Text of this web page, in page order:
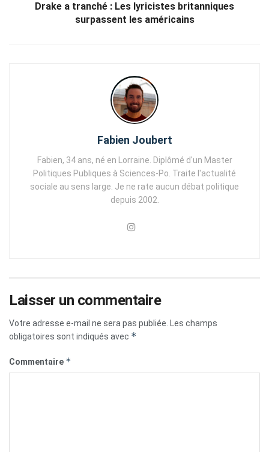
Drake a tranché : Les lyricistes britanniques
surpassent les américains
Fabien Joubert
Fabien, 34 ans, né en Lorraine. Diplômé d'un Master
Politiques Publiques à Sciences-Po. Traite l'actualité
sociale au sens large. Je ne rate aucun débat politique
depuis 2002.
Laisser un commentaire
Votre adresse e-mail ne sera pas publiée.
Les champs
obligatoires sont indiqués avec *
Commentaire *